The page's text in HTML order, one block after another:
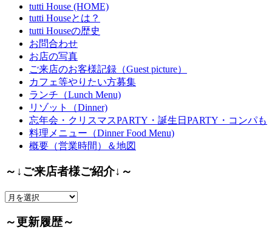
tutti House (HOME)
tutti Houseとは？
tutti Houseの歴史
お問合わせ
お店の写真
ご来店のお客様記録（Guest picture）
カフェ等やりたい方募集
ランチ（Lunch Menu)
リゾット（Dinner)
忘年会・クリスマスPARTY・誕生日PARTY・コンパも
料理メニュー（Dinner Food Menu)
概要（営業時間）＆地図
～↓ご来店者様ご紹介↓～
～
ご
～更新履歴～